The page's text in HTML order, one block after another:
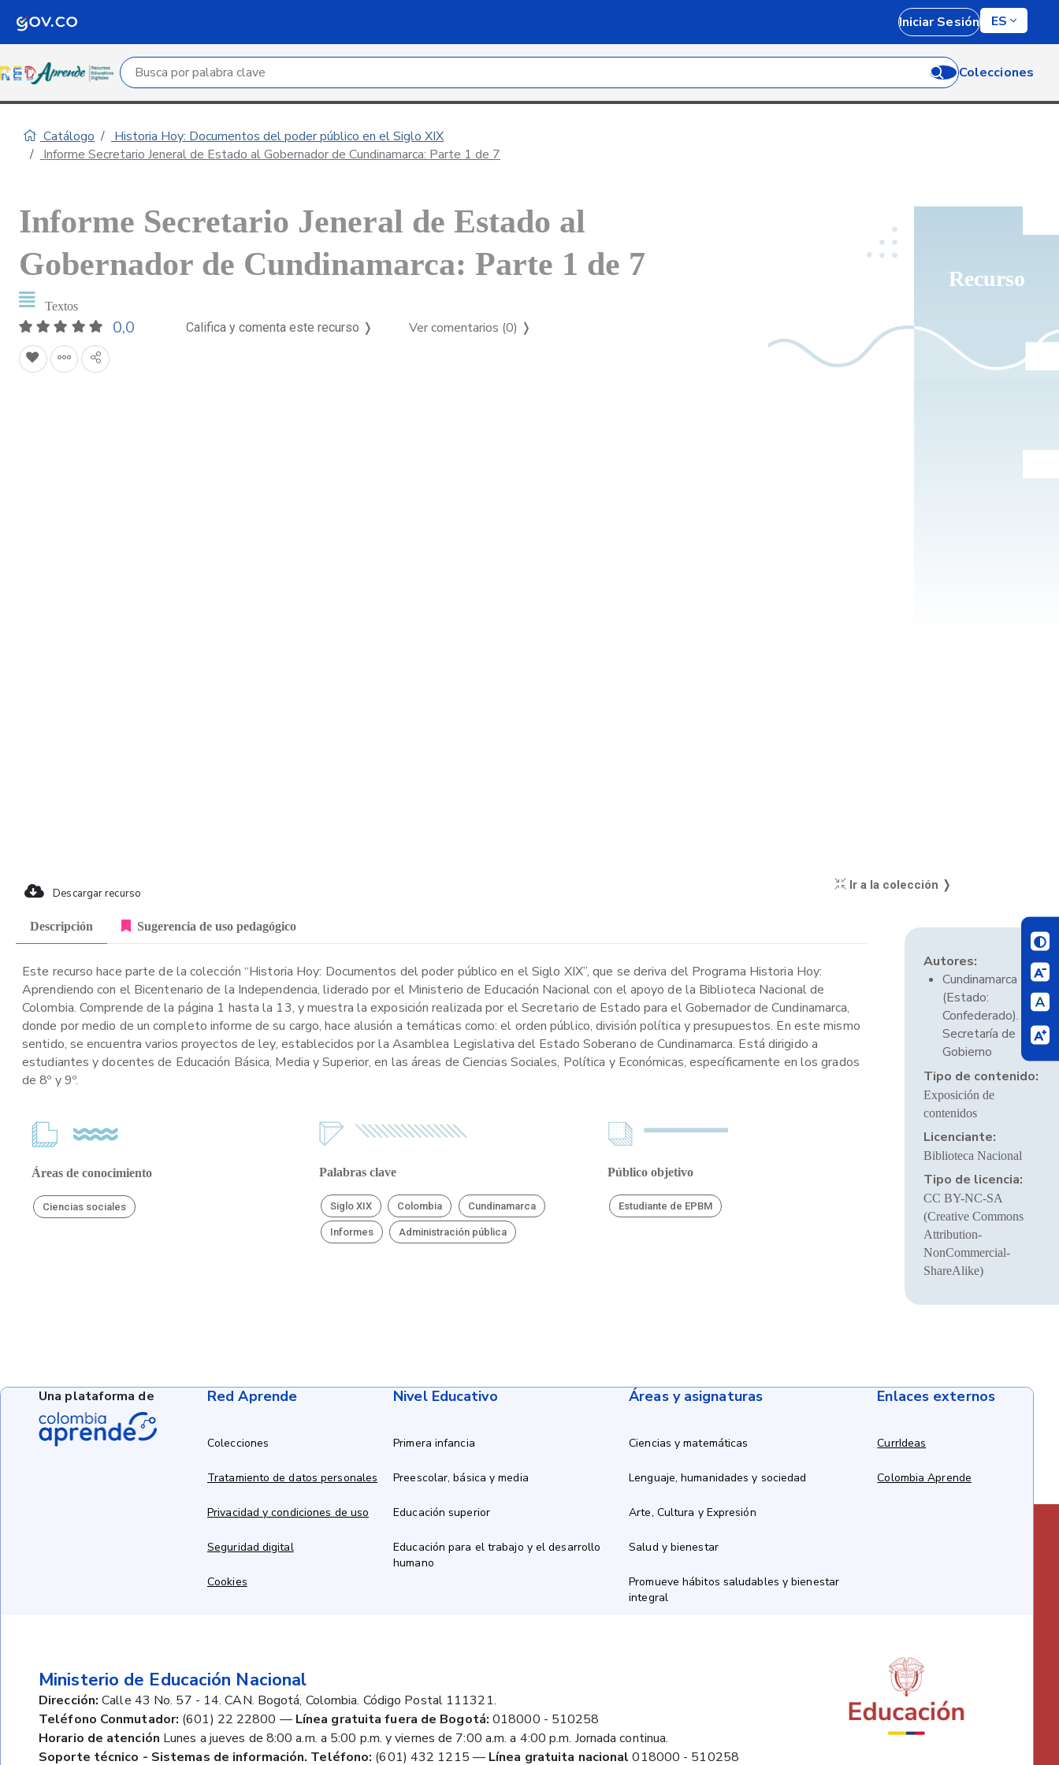
Iniciar Sesión ES
Campo de búsqueda por palabra clave Colecciones
Catálogo
Historia Hoy: Documentos del poder público en el Siglo XIX
Informe Secretario Jeneral de Estado al Gobernador de Cundinamarca: Parte 1 de 7
Recurso
Informe Secretario Jeneral de Estado al
Gobernador de Cundinamarca: Parte 1 de 7
Textos
0,0 Califica y comenta este recurso ❭ Ver comentarios (0) ❭
Descargar recurso
Ir a la colección ❭
Descripción Sugerencia de uso pedagógico
Este recurso hace parte de la colección “Historia Hoy: Documentos del poder público en el Siglo XIX”, que se deriva del Programa Historia Hoy:
Aprendiendo con el Bicentenario de la Independencia, liderado por el Ministerio de Educación Nacional con el apoyo de la Biblioteca Nacional de
Colombia. Comprende de la página 1 hasta la 13, y muestra la exposición realizada por el Secretario de Estado para el Gobernador de Cundinamarca,
donde por medio de un completo informe de su cargo, hace alusión a temáticas como: el orden público, división política y presupuestos. En este mismo
sentido, se encuentra varios proyectos de ley, establecidos por la Asamblea Legislativa del Estado Soberano de Cundinamarca. Está dirigido a
estudiantes y docentes de Educación Básica, Media y Superior, en las áreas de Ciencias Sociales, Política y Económicas, específicamente en los grados
de 8º y 9º.
Áreas de conocimiento
Ciencias sociales
Palabras clave
Siglo XIX Colombia Cundinamarca
Informes Administración pública
Público objetivo
Estudiante de EPBM
Autores:
Cundinamarca
(Estado:
Confederado).
Secretaría de
Gobierno
Tipo de contenido:
Exposición de
contenidos
Licenciante:
Biblioteca Nacional
Tipo de licencia:
CC BY-NC-SA
(Creative Commons
Attribution-
NonCommercial-
ShareAlike)
Red Aprende
Colecciones
Tratamiento de datos personales
Privacidad y condiciones de uso
Seguridad digital
Cookies
Nivel Educativo
Primera infancia
Preescolar, básica y media
Educación superior
Educación para el trabajo y el desarrollo
humano
Áreas y asignaturas
Ciencias y matemáticas
Lenguaje, humanidades y sociedad
Arte, Cultura y Expresión
Salud y bienestar
Promueve hábitos saludables y bienestar
integral
Enlaces externos
CurrIdeas
Colombia Aprende
Ministerio de Educación Nacional
Dirección: Calle 43 No. 57 - 14. CAN. Bogotá, Colombia. Código Postal 111321.
Teléfono Conmutador: (601) 22 22800 — Línea gratuita fuera de Bogotá: 018000 - 510258
Horario de atención Lunes a jueves de 8:00 a.m. a 5:00 p.m. y viernes de 7:00 a.m. a 4:00 p.m. Jornada continua.
Soporte técnico - Sistemas de información. Teléfono: (601) 432 1215 — Línea gratuita nacional 018000 - 510258
Una plataforma de